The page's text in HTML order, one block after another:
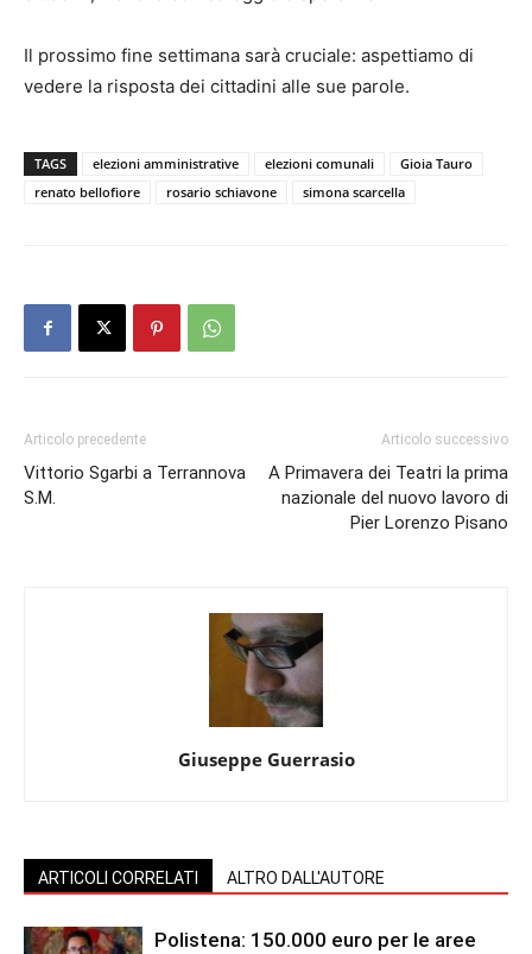
Il prossimo fine settimana sarà cruciale: aspettiamo di
vedere la risposta dei cittadini alle sue parole.
TAGS elezioni amministrative elezioni comunali
Gioia Tauro
renato bellofiore
rosario schiavone simona scarcella
Articolo precedente
Vittorio Sgarbi a Terrannova
S.M.
Articolo successivo
A Primavera dei Teatri la prima
nazionale del nuovo lavoro di
Pier Lorenzo Pisano
Giuseppe Guerrasio
ARTICOLI CORRELATI ALTRO DALL'AUTORE
Polistena: 150.000 euro per le aree